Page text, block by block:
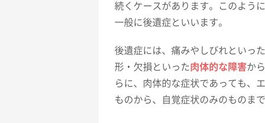
続くケースがあります。このよう
一般に後遺症といいます。
後遺症には、痛みやしびれといっ
形・欠損といった肉体的な障害か
らに、肉体的な症状であっても、
ものから、自覚症状のみのものまで